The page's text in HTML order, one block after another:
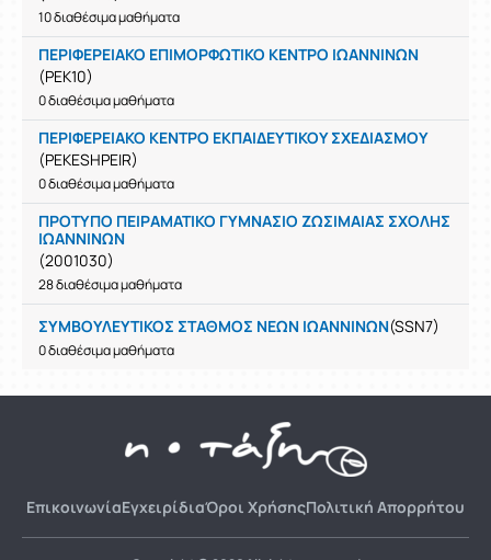
10 διαθέσιμα μαθήματα
ΠΕΡΙΦΕΡΕΙΑΚΟ ΕΠΙΜΟΡΦΩΤΙΚΟ ΚΕΝΤΡΟ ΙΩΑΝΝΙΝΩΝ
(PEK10)
0 διαθέσιμα μαθήματα
ΠΕΡΙΦΕΡΕΙΑΚΟ ΚΕΝΤΡΟ ΕΚΠΑΙΔΕΥΤΙΚΟΥ ΣΧΕΔΙΑΣΜΟΥ
(PEKESHPEIR)
0 διαθέσιμα μαθήματα
ΠΡΟΤΥΠΟ ΠΕΙΡΑΜΑΤΙΚΟ ΓΥΜΝΑΣΙΟ ΖΩΣΙΜΑΙΑΣ ΣΧΟΛΗΣ
ΙΩΑΝΝΙΝΩΝ
(2001030)
28 διαθέσιμα μαθήματα
ΣΥΜΒΟΥΛΕΥΤΙΚΟΣ ΣΤΑΘΜΟΣ ΝΕΩΝ ΙΩΑΝΝΙΝΩΝ(SSN7)
0 διαθέσιμα μαθήματα
ΕπικοινωνίαΕγχειρίδιαΌροι ΧρήσηςΠολιτική Απορρήτου